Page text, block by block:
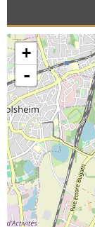
+
-